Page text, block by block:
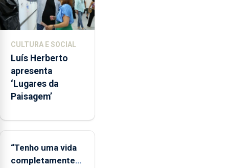
suspensão
ou
de
estabelecimentos
em
24
ocasiões
mesmo
CULTURA E SOCIAL
Luís Herberto
apresenta
‘Lugares da
Paisagem’
“Tenho uma vida
completamente